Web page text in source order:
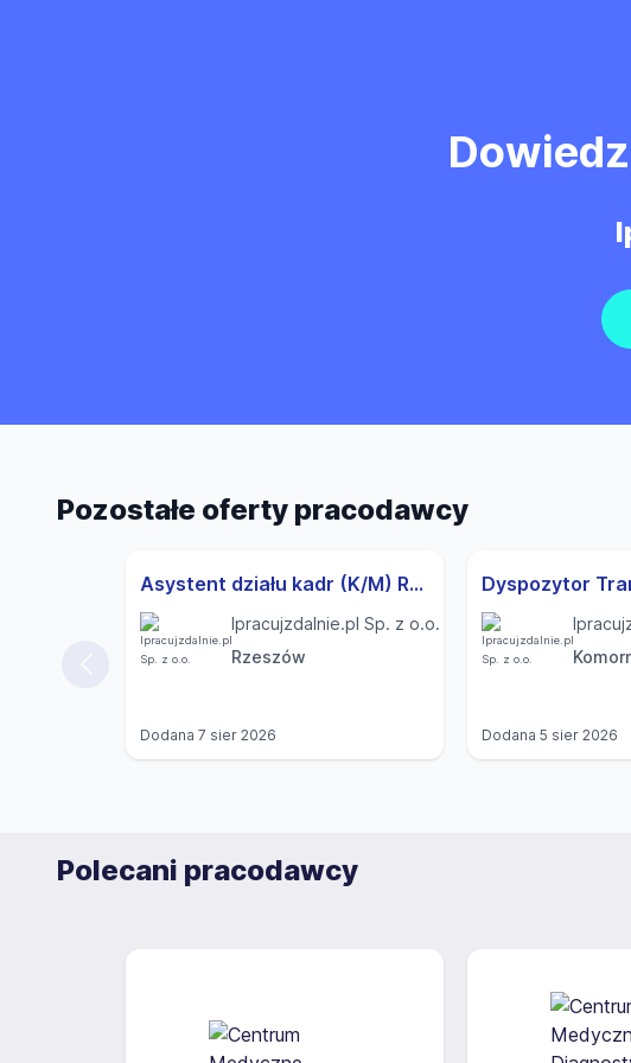
Pozostałe oferty pracodawcy
Asystent działu kadr (K/M) Rzeszów
Ipracujzdalnie.pl Sp. z o.o.
Rzeszów
Dodana 7 sier 2026 Dodana 5 sier 2026
Polecani pracodawcy